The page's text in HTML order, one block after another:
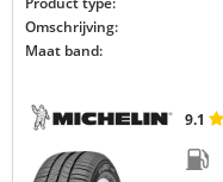
Omschrijving:
Maat band:
9.1